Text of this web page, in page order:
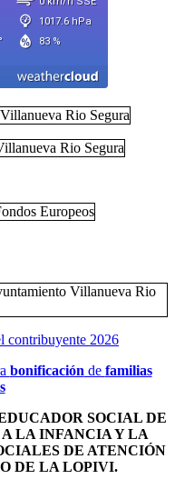
contribuyente 2026
bonificación de familias
SOCIAL DE
A LA INFANCIA Y LA
DE ATENCIÓN
DE LA LOPIVI.